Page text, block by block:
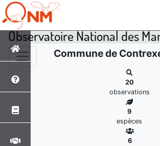
Observatoire National des
Commune de
20
observations
9
espèces
6